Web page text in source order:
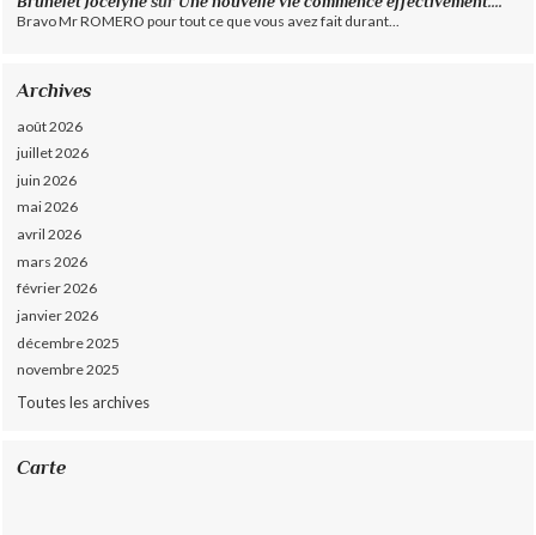
Bravo Mr ROMERO pour tout ce que vous avez fait durant...
Archives
août 2026
juillet 2026
juin 2026
mai 2026
avril 2026
mars 2026
février 2026
janvier 2026
décembre 2025
novembre 2025
Toutes les archives
Carte